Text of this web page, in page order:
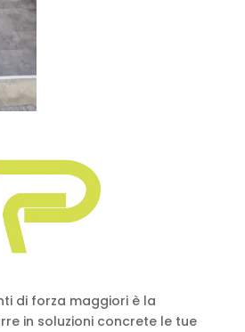
di forza maggiori è la
in soluzioni concrete le tue